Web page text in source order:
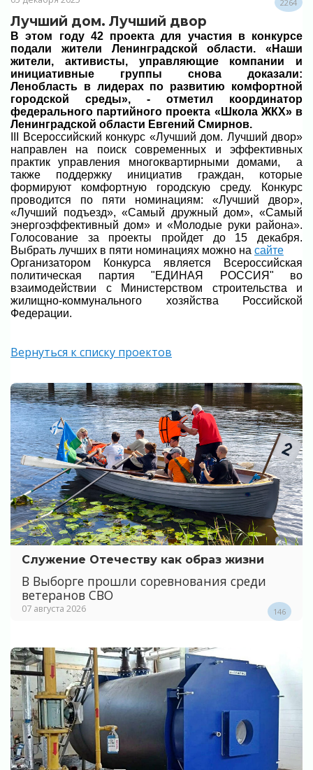
2264
Лучший дом. Лучший двор
В этом году 42 проекта для участия в конкурсе
подали жители Ленинградской области. «Наши
жители, активисты, управляющие компании и
инициативные группы снова доказали:
Ленобласть в лидерах по развитию комфортной
городской среды», - отметил координатор
федерального партийного проекта «Школа ЖКХ» в
Ленинградской области Евгений Смирнов.
III Всероссийский конкурс «Лучший дом. Лучший двор»
направлен на поиск современных и эффективных
практик управления многоквартирными домами, а
также поддержку инициатив граждан, которые
формируют комфортную городскую среду. Конкурс
проводится по пяти номинациям: «Лучший двор»,
«Лучший подъезд», «Самый дружный дом», «Самый
энергоэффективный дом» и «Молодые руки района».
Голосование за проекты пройдет до 15 декабря.
Выбрать лучших в пяти номинациях можно на сайте
Организатором Конкурса является Всероссийская
политическая партия "ЕДИНАЯ РОССИЯ" во
взаимодействии с Министерством строительства и
жилищно-коммунального хозяйства Российской
Федерации.
Вернуться к списку проектов
Служение Отечеству как образ жизни
В Выборге прошли соревнования среди
ветеранов СВО
07 августа 2026 146